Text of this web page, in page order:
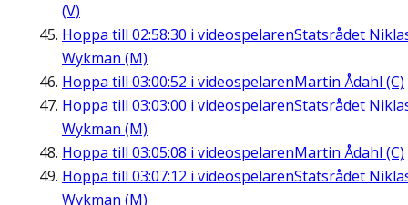
(V)
Hoppa till 02:58:30 i videospelarenStatsrådet
Wykman (M)
Hoppa till 03:00:52 i videospelarenMartin Ådahl (C)
Hoppa till 03:03:00 i videospelarenStatsrådet
Wykman (M)
Hoppa till 03:05:08 i videospelarenMartin Ådahl (C)
Hoppa till 03:07:12 i videospelarenStatsrådet
Wykman (M)